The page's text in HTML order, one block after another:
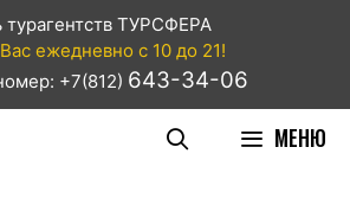
турагентств ТУРСФЕРА
ежедневно с 10 до 21!
+7(812) 643-34-06
МЕНЮ